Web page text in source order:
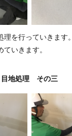
を行っていきます。
ていきます。
目地処理 その三